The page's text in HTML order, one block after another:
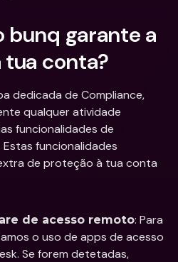
bunq garante a
conta?
dedicada de Compliance,
qualquer atividade
funcionalidades de
funcionalidades
de proteção à tua conta
de acesso remoto: Para
o uso de apps de acesso
Se forem detetadas,